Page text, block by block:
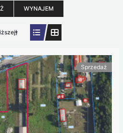
WYNAJEM
Sprzedaż